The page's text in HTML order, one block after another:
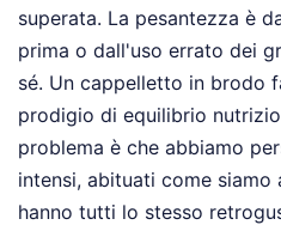
superata. La pesantezza è
prima o dall'uso errato dei
sé. Un cappelletto in brodo
prodigio di equilibrio
problema è che abbiamo
intensi, abituati come
hanno tutti lo stesso